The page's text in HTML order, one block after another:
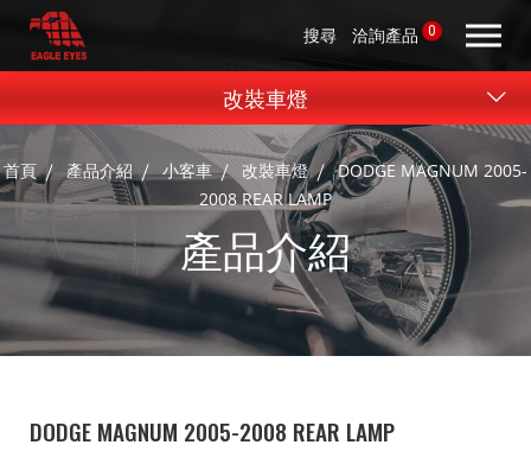
搜尋 洽詢產品 0
首頁 產品介紹 小客車 改裝車燈
DODGE MAGNUM 2005-
2008 REAR LAMP
產品介紹
改裝車燈
DODGE MAGNUM 2005-2008 REAR LAMP